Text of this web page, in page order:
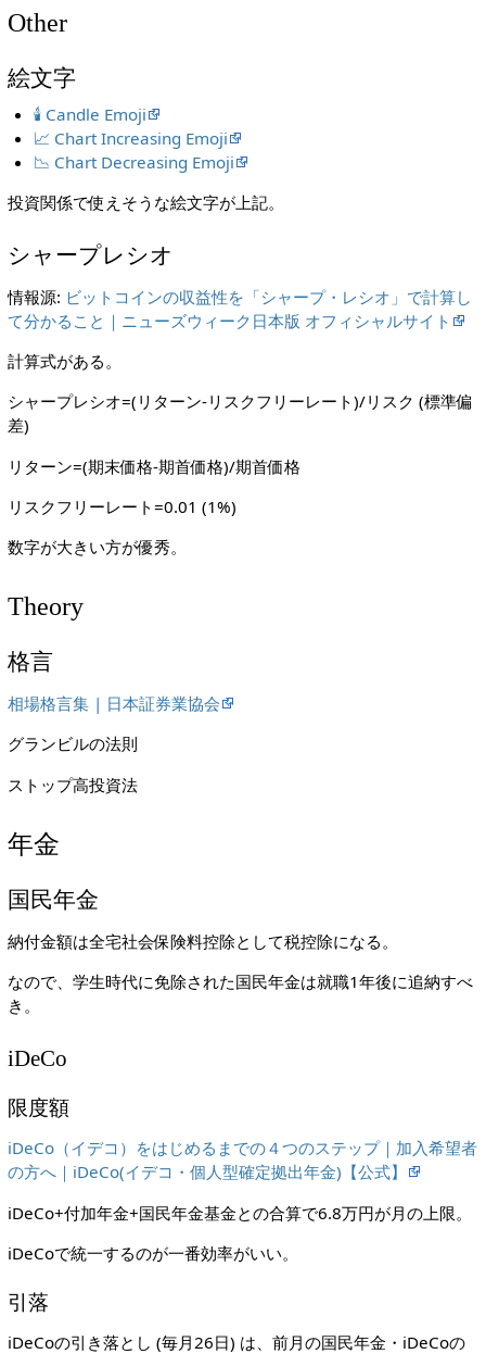
Other
絵文字
🕯️ Candle Emoji
📈 Chart Increasing Emoji
📉 Chart Decreasing Emoji
投資関係で使えそうな絵文字が上記。
シャープレシオ
情報源: ビットコインの収益性を「シャープ・レシオ」で計算し
て分かること｜ニューズウィーク日本版 オフィシャルサイト
計算式がある。
シャープレシオ=(リターン-リスクフリーレート)/リスク (標準偏
差)
リターン=(期末価格-期首価格)/期首価格
リスクフリーレート=0.01 (1%)
数字が大きい方が優秀。
Theory
格言
相場格言集 | 日本証券業協会
グランビルの法則
ストップ高投資法
年金
国民年金
納付金額は全宅社会保険料控除として税控除になる。
なので、学生時代に免除された国民年金は就職1年後に追納すべ
き。
iDeCo
限度額
iDeCo（イデコ）をはじめるまでの４つのステップ｜加入希望者
の方へ｜iDeCo(イデコ・個人型確定拠出年金)【公式】
iDeCo+付加年金+国民年金基金との合算で6.8万円が月の上限。
iDeCoで統一するのが一番効率がいい。
引落
iDeCoの引き落とし (毎月26日) は、前月の国民年金・iDeCoの